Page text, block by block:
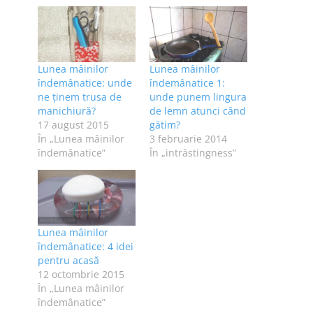
Lunea mâinilor
îndemânatice: unde
ne ținem trusa de
manichiură?
17 august 2015
În „Lunea mâinilor
îndemânatice”
Lunea mâinilor
îndemânatice 1:
unde punem lingura
de lemn atunci când
gătim?
3 februarie 2014
În „intrăstingness”
Lunea mâinilor
îndemânatice: 4 idei
pentru acasă
12 octombrie 2015
În „Lunea mâinilor
îndemânatice”